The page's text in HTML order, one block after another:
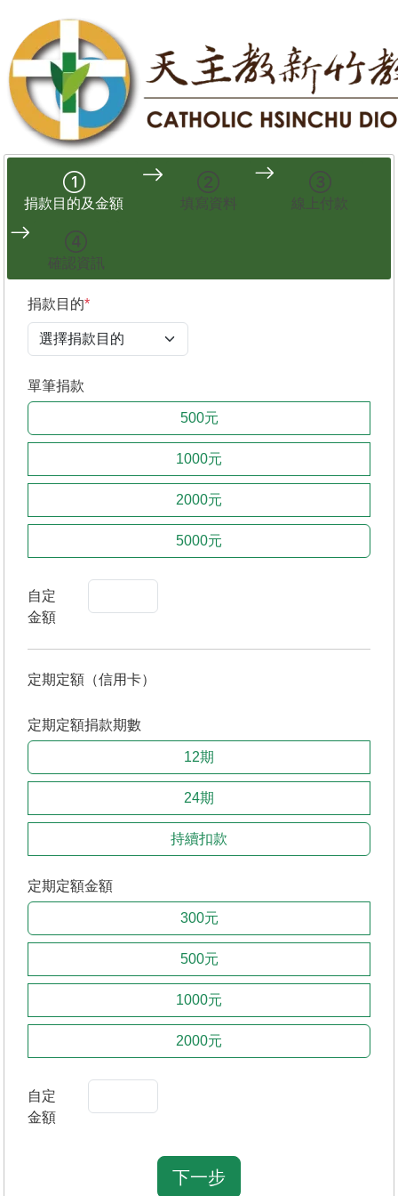
捐款目的及金額 填寫資料 線上付款
確認資訊
捐款目的*
單筆捐款
500元
1000元
2000元
5000元
自定
金額
定期定額（信用卡）
定期定額捐款期數
12期
24期
持續扣款
定期定額金額
300元
500元
1000元
2000元
自定
金額
下一步